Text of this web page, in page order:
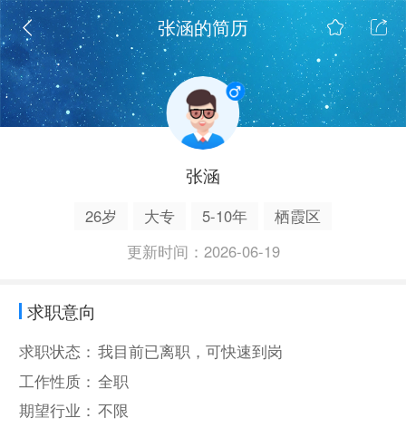
张涵的简历
张涵
26岁 大专 5-10年
栖霞区
更新时间：2026-06-19
求职意向
求职状态： 我目前已离职，可快速到岗
工作性质： 全职
期望行业： 不限